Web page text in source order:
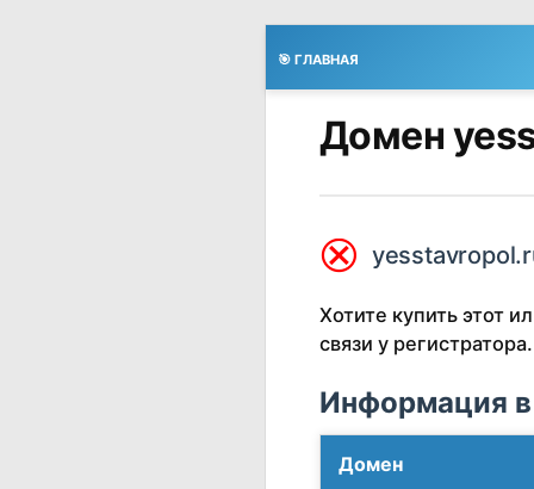
🎯 ГЛАВНАЯ
Домен
⮿
Хотите купить этот
связи у регистратора.
Информация в
Домен